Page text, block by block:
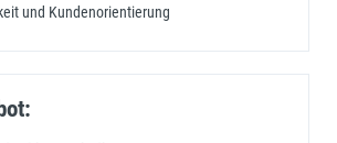
und Kundenorientierung